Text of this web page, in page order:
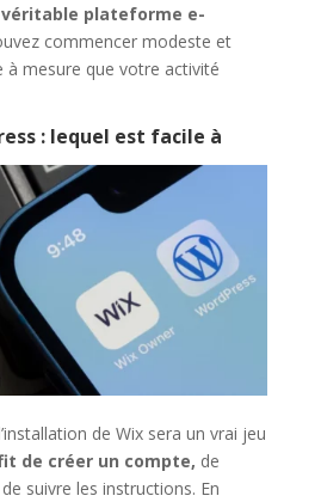
véritable plateforme e-
commencer modeste et
à mesure que votre activité
: lequel est facile à
de Wix sera un vrai jeu
de créer un compte, de
suivre les instructions. En